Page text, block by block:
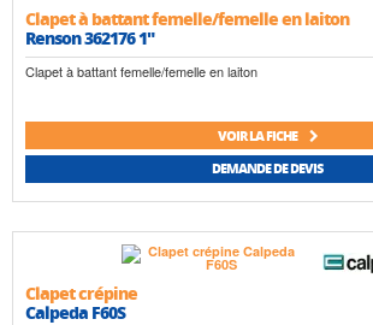
Clapet à battant femelle/femelle en laiton
Renson 362176 1"
Clapet à battant femelle/femelle en laiton
VOIR LA FICHE
DEMANDE DE DEVIS
Clapet crépine
Calpeda F60S